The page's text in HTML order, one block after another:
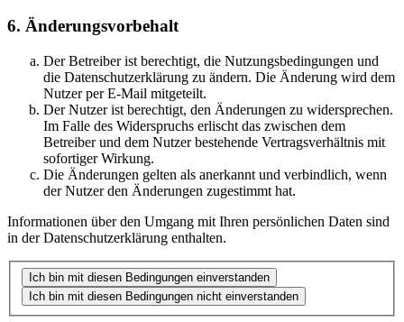
6. Änderungsvorbehalt
Der Betreiber ist berechtigt, die Nutzungsbedingungen und
die Datenschutzerklärung zu ändern. Die Änderung wird dem
Nutzer per E-Mail mitgeteilt.
Der Nutzer ist berechtigt, den Änderungen zu widersprechen.
Im Falle des Widerspruchs erlischt das zwischen dem
Betreiber und dem Nutzer bestehende Vertragsverhältnis mit
sofortiger Wirkung.
Die Änderungen gelten als anerkannt und verbindlich, wenn
der Nutzer den Änderungen zugestimmt hat.
Informationen über den Umgang mit Ihren persönlichen Daten sind
in der Datenschutzerklärung enthalten.